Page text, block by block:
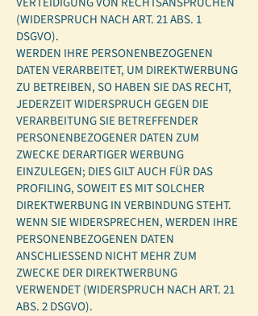
(WIDERSPRUCH NACH ART. 21 ABS. 1
DSGVO).
WERDEN IHRE PERSONENBEZOGENEN
DATEN VERARBEITET, UM DIREKTWERBUNG
ZU BETREIBEN, SO HABEN SIE DAS RECHT,
JEDERZEIT WIDERSPRUCH GEGEN DIE
VERARBEITUNG SIE BETREFFENDER
PERSONENBEZOGENER DATEN ZUM
ZWECKE DERARTIGER WERBUNG
EINZULEGEN; DIES GILT AUCH FÜR DAS
PROFILING, SOWEIT ES MIT SOLCHER
DIREKTWERBUNG IN VERBINDUNG STEHT.
WENN SIE WIDERSPRECHEN, WERDEN IHRE
PERSONENBEZOGENEN DATEN
ANSCHLIESSEND NICHT MEHR ZUM
ZWECKE DER DIREKTWERBUNG
VERWENDET (WIDERSPRUCH NACH ART. 21
ABS. 2 DSGVO).